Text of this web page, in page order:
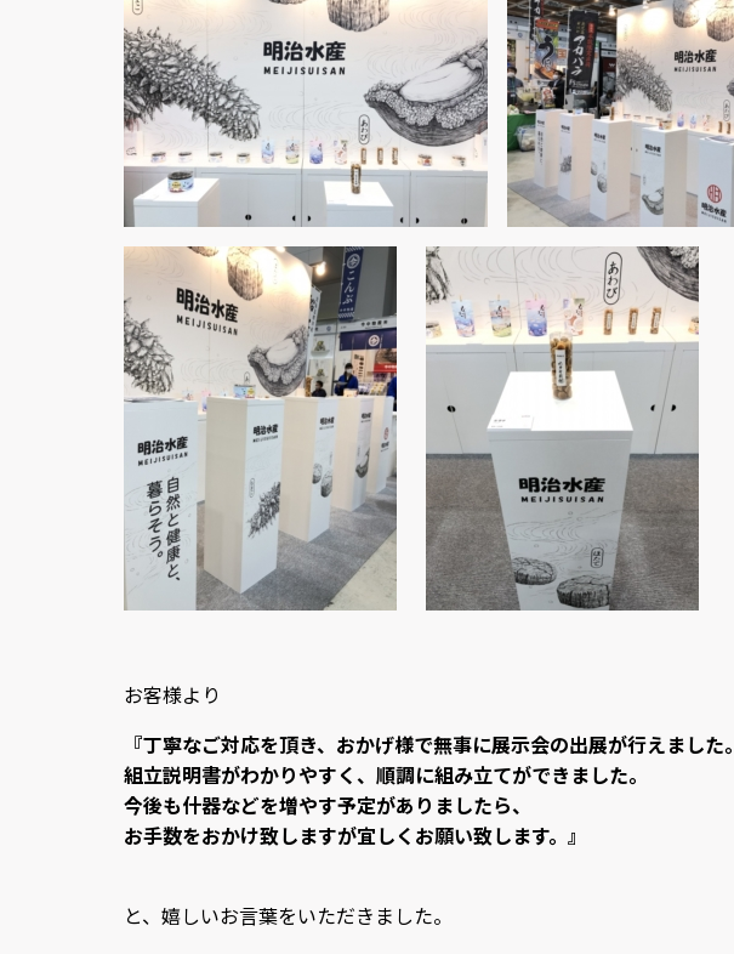
お客様より
『丁寧なご対応を頂き、おかげ様で無事に展示会の出展が行えました。
組立説明書がわかりやすく、順調に組み立てができました。
今後も什器などを増やす予定がありましたら、
お手数をおかけ致しますが宜しくお願い致します。』
と、嬉しいお言葉をいただきました。